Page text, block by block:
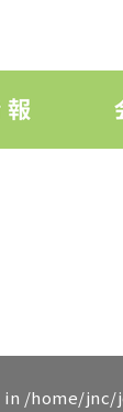
/home/jnc/